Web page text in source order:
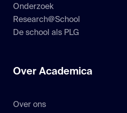
Onderzoek
Research@School
De school als PLG
Over Academica
Over ons